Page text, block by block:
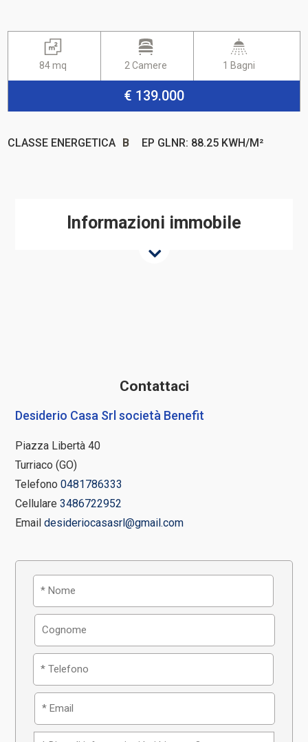
84 mq 2 Camere 1 Bagni
€ 139.000
CLASSE ENERGETICA B EP GLNR: 88.25 KWH/M²
Informazioni immobile
Contattaci
Desiderio Casa Srl società Benefit
Piazza Libertà 40
Turriaco (GO)
Telefono 0481786333
Cellulare 3486722952
Email desideriocasasrl@gmail.com